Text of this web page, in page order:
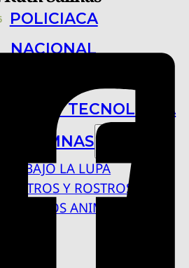
POLICIACA
NACIONAL
Y TECNOLOGÍA
COLUMNAS
BAJO LA LUPA
RASTROS Y ROSTROS
VÍNCULOS ANIMALES